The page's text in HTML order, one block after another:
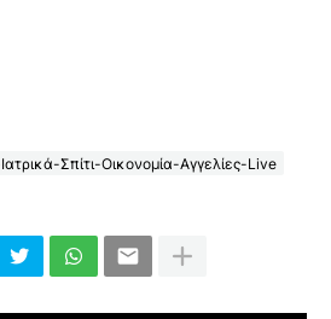
Σπίτι-Οικονομία-Αγγελίες-Live